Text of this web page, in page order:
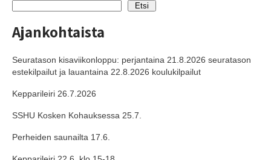
Etsi
Ajankohtaista
Seuratason kisaviikonloppu: perjantaina 21.8.2026 seuratason
estekilpailut ja lauantaina 22.8.2026 koulukilpailut
Kepparileiri 26.7.2026
SSHU Kosken Kohauksessa 25.7.
Perheiden saunailta 17.6.